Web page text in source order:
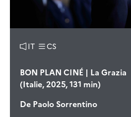
IT CS
BON PLAN CINÉ | La Grazia
(Italie, 2025, 131 min)
De Paolo Sorrentino